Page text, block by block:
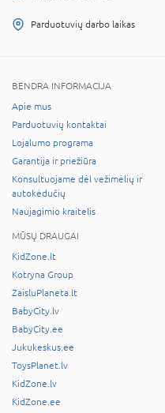
Parduotuvių darbo laikas
BENDRA INFORMACIJA
Apie mus
Parduotuvių kontaktai
Lojalumo programa
Garantija ir priežiūra
Konsultuojame dėl vežimėlių ir
autokėdučių
Naujagimio kraitelis
MŪSŲ DRAUGAI
KidZone.lt
Kotryna Group
ZaisluPlaneta.lt
BabyCity.lv
BabyCity.ee
Jukukeskus.ee
ToysPlanet.lv
KidZone.lv
KidZone.ee